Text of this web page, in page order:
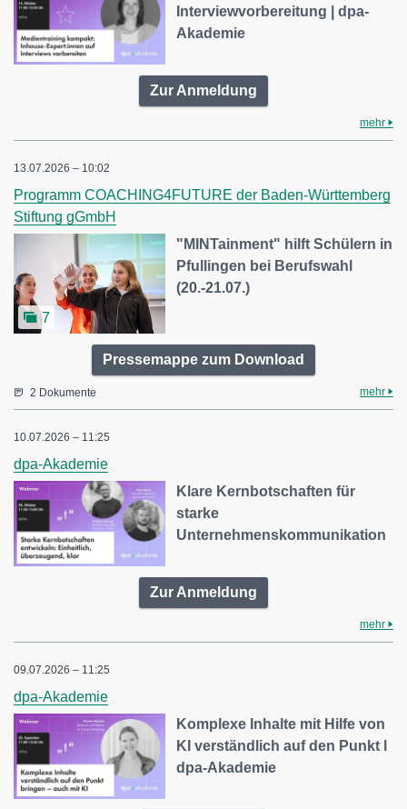
Interviewvorbereitung | dpa-
Akademie
Zur Anmeldung
mehr
13.07.2026 – 10:02
Programm COACHING4FUTURE der Baden-Württemberg
Stiftung gGmbH
7
"MINTainment" hilft Schülern in
Pfullingen bei Berufswahl
(20.-21.07.)
Pressemappe zum Download
2 Dokumente mehr
10.07.2026 – 11:25
dpa-Akademie
Klare Kernbotschaften für
starke
Unternehmenskommunikation
Zur Anmeldung
mehr
09.07.2026 – 11:25
dpa-Akademie
Komplexe Inhalte mit Hilfe von
KI verständlich auf den Punkt l
dpa-Akademie